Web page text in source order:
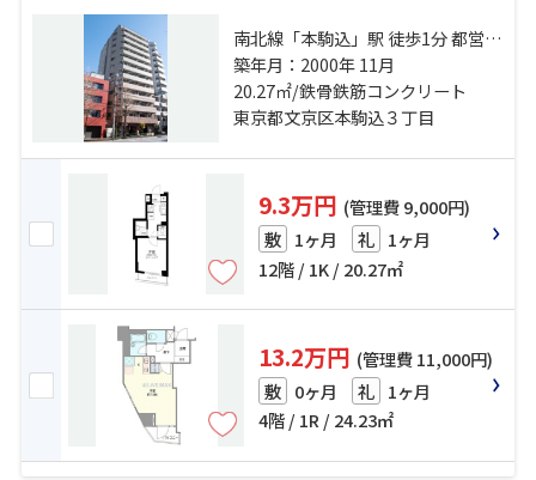
南北線「本駒込」駅 徒歩1分 都営三
田線「白山」駅 徒歩5分 南北線「東
大前」駅 徒歩12分
築年月：2000年 11月
20.27㎡/鉄骨鉄筋コンクリート
東京都文京区本駒込３丁目
9.3万円 (管理費 9,000円)
敷 1ヶ月 礼 1ヶ月
12階 / 1K / 20.27㎡
13.2万円 (管理費 11,000円)
敷 0ヶ月 礼 1ヶ月
4階 / 1R / 24.23㎡